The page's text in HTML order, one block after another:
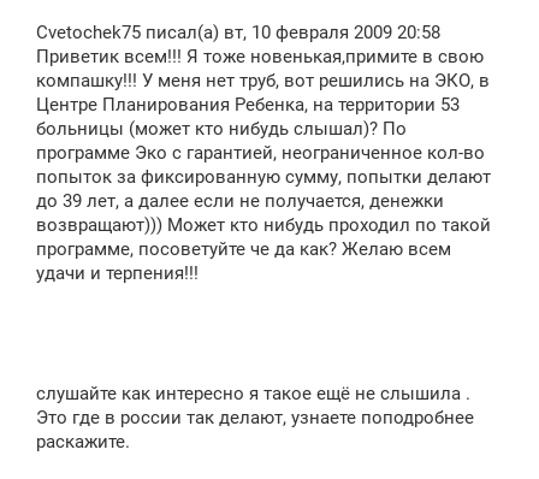
б
щ
е
н
и
Cvetochek75 писал(а) вт, 10 февраля 2009 20:58
Приветик всем!!! Я тоже новенькая,примите в свою
компашку!!! У меня нет труб, вот решились на ЭКО, в
Центре Планирования Ребенка, на территории 53
больницы (может кто нибудь слышал)? По
программе Эко с гарантией, неограниченное кол-во
попыток за фиксированную сумму, попытки делают
до 39 лет, а далее если не получается, денежки
возвращают))) Может кто нибудь проходил по такой
программе, посоветуйте че да как? Желаю всем
удачи и терпения!!!
слушайте как интересно я такое ещё не слышила .
Это где в россии так делают, узнаете поподробнее
раскажите.